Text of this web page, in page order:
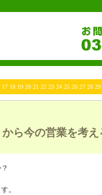
18 19 20 21 22 23 24 25 26 27 28 29
から今の営業を考え
。